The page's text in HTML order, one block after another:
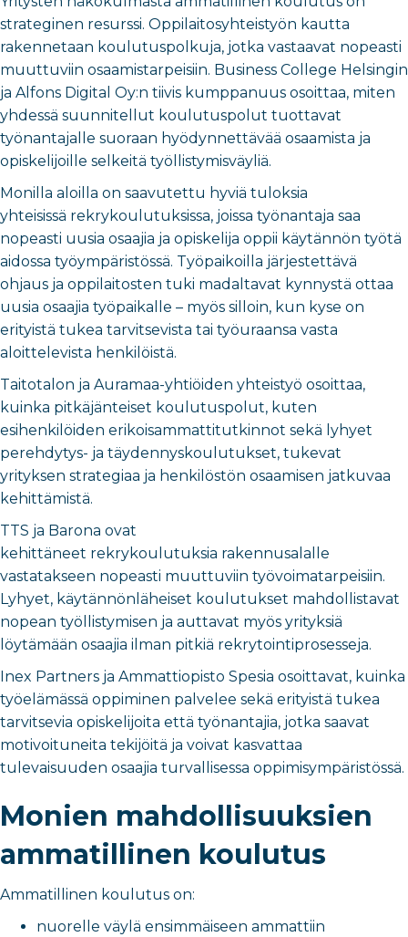
strateginen resurssi. Oppilaitosyhteistyön kautta
rakennetaan koulutuspolkuja, jotka vastaavat nopeasti
muuttuviin osaamistarpeisiin. Business College Helsingin
ja Alfons Digital Oy:n tiivis kumppanuus osoittaa, miten
yhdessä suunnitellut koulutuspolut tuottavat
työnantajalle suoraan hyödynnettävää osaamista ja
opiskelijoille selkeitä työllistymisväyliä.
Monilla aloilla on saavutettu hyviä tuloksia
yhteisissä rekrykoulutuksissa, joissa työnantaja saa
nopeasti uusia osaajia ja opiskelija oppii käytännön työtä
aidossa työympäristössä. Työpaikoilla järjestettävä
ohjaus ja oppilaitosten tuki madaltavat kynnystä ottaa
uusia osaajia työpaikalle – myös silloin, kun kyse on
erityistä tukea tarvitsevista tai työuraansa vasta
aloittelevista henkilöistä.
Taitotalon ja Auramaa-yhtiöiden yhteistyö osoittaa,
kuinka pitkäjänteiset koulutuspolut, kuten
esihenkilöiden erikoisammattitutkinnot sekä lyhyet
perehdytys- ja täydennyskoulutukset, tukevat
yrityksen strategiaa ja henkilöstön osaamisen jatkuvaa
kehittämistä.
TTS ja Barona ovat
kehittäneet rekrykoulutuksia rakennusalalle
vastatakseen nopeasti muuttuviin työvoimatarpeisiin.
Lyhyet, käytännönläheiset koulutukset mahdollistavat
nopean työllistymisen ja auttavat myös yrityksiä
löytämään osaajia ilman pitkiä rekrytointiprosesseja.
Inex Partners ja Ammattiopisto Spesia osoittavat, kuinka
työelämässä oppiminen palvelee sekä erityistä tukea
tarvitsevia opiskelijoita että työnantajia, jotka saavat
motivoituneita tekijöitä ja voivat kasvattaa
tulevaisuuden osaajia turvallisessa oppimisympäristössä.
Monien mahdollisuuksien
ammatillinen koulutus
Ammatillinen koulutus on:
nuorelle väylä ensimmäiseen ammattiin